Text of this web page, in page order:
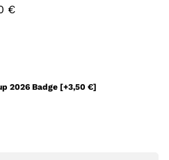
€
2026 Badge [+3,50 €]